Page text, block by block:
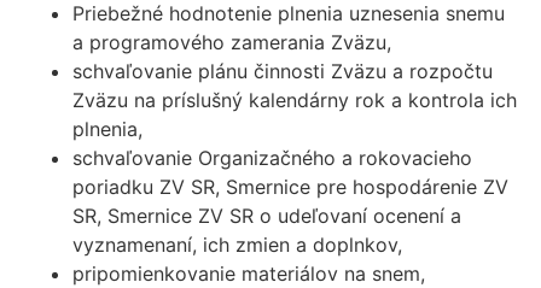
Priebežné hodnotenie plnenia uznesenia snemu
a programového zamerania Zväzu,
schvaľovanie plánu činnosti Zväzu a rozpočtu
Zväzu na príslušný kalendárny rok a kontrola ich
plnenia,
schvaľovanie Organizačného a rokovacieho
poriadku ZV SR, Smernice pre hospodárenie ZV
SR, Smernice ZV SR o udeľovaní ocenení a
vyznamenaní, ich zmien a doplnkov,
pripomienkovanie materiálov na snem,